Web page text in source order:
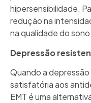
hipersensibilidade.
redução na
na qualidade do
Depressão
Quando a
satisfatória aos
EMT é uma